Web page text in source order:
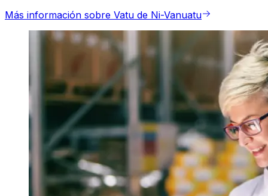
Más información sobre Vatu de Ni-Vanuatu